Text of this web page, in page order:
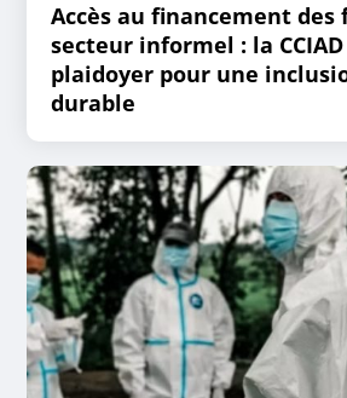
Accès au financement des
secteur informel : la
plaidoyer pour une
durable